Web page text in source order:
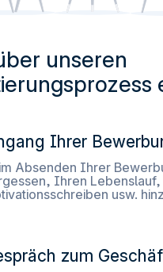
Angebote und Dienste
Inhalte anzuzeigen,
unseren
Ihrer
Absenden Ihrer
Ihren
usw.
zum